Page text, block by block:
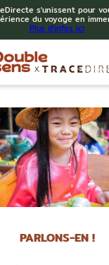
s'unissent pour
du voyage en
Plus d'infos ici
PARLONS-EN !